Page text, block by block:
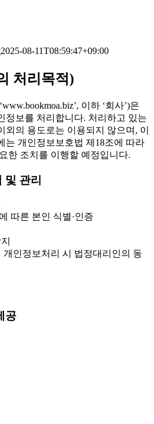
2025-08-11T08:59:47+09:00
처리목적)
이하 ‘회사’)은
정보를 처리합니다. 처리하고 있는
의 용도로는 이용되지 않으며, 이
는 개인정보보호법 제18조에 따라
한 조치를 이행할 예정입니다.
및 관리
따른 본인 식별·인증
개인정보처리 시 법정대리인의 동
공